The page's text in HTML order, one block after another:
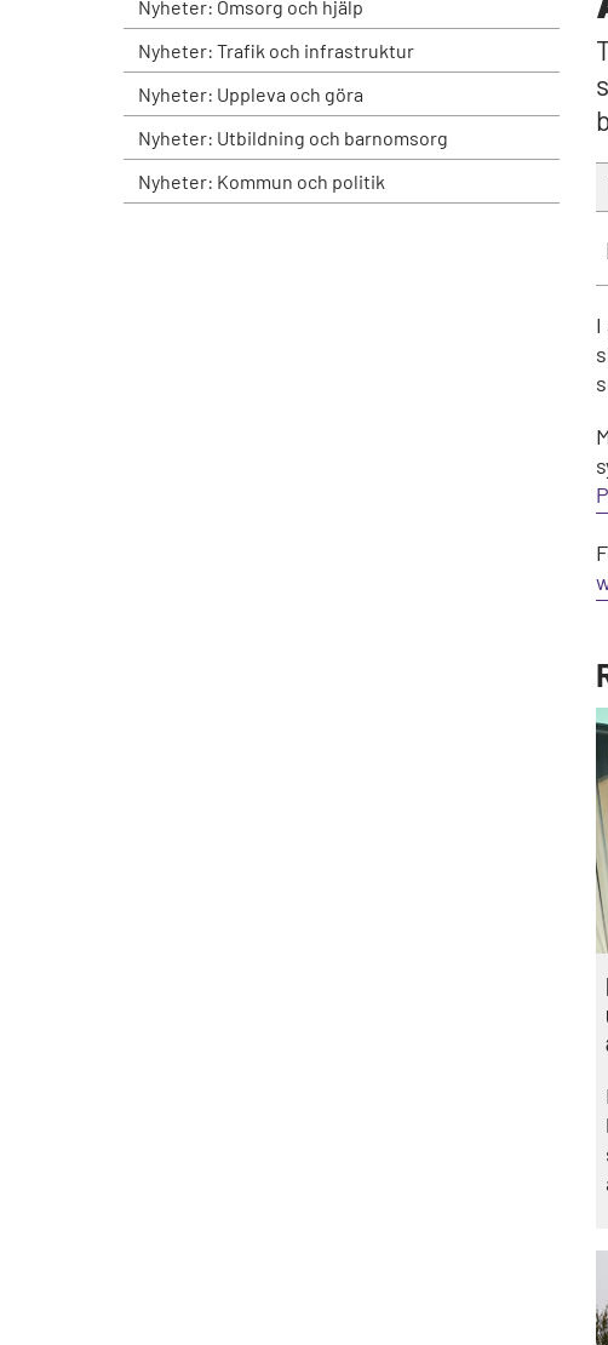
Nyheter: Omsorg och hjälp
Nyheter: Trafik och infrastruktur
Nyheter: Uppleva och göra
Nyheter: Utbildning och barnomsorg
Nyheter: Kommun och politik
I